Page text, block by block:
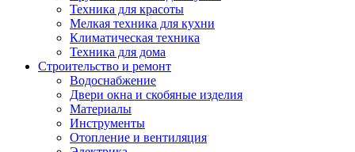
Техника для красоты
Мелкая техника для кухни
Климатическая техника
Техника для дома
Строительство и ремонт
Водоснабжение
Двери окна и скобяные изделия
Материалы
Инструменты
Отопление и вентиляция